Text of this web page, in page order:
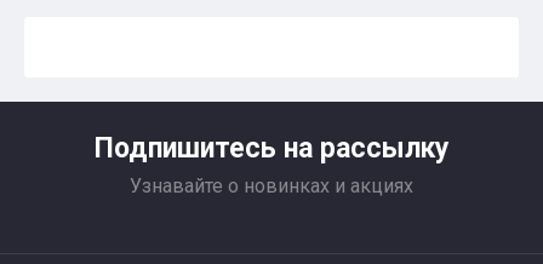
Подпишитесь на рассылку
Узнавайте о новинках и акциях